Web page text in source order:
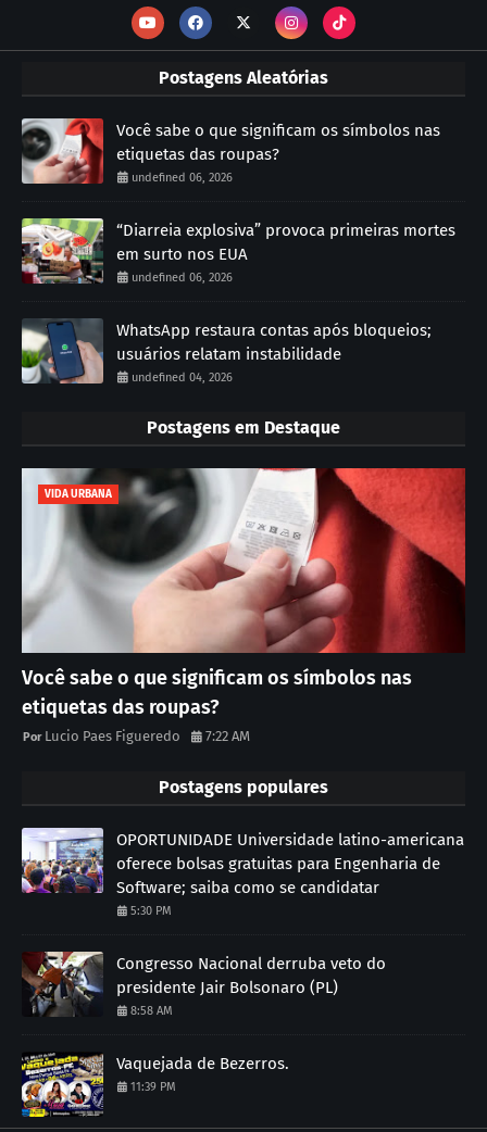
Postagens Aleatórias
Você sabe o que significam os símbolos nas
etiquetas das roupas?
undefined 06, 2026
“Diarreia explosiva” provoca primeiras mortes
em surto nos EUA
undefined 06, 2026
WhatsApp restaura contas após bloqueios;
usuários relatam instabilidade
undefined 04, 2026
Postagens em Destaque
VIDA URBANA
Você sabe o que significam os símbolos nas
etiquetas das roupas?
Lucio Paes Figueredo 7:22 AM
Postagens populares
OPORTUNIDADE Universidade latino-americana
oferece bolsas gratuitas para Engenharia de
Software; saiba como se candidatar
5:30 PM
Congresso Nacional derruba veto do
presidente Jair Bolsonaro (PL)
8:58 AM
Vaquejada de Bezerros.
11:39 PM